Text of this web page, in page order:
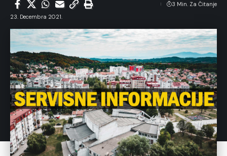
23. Decembra 2021.
3 Min. Za Čitanje